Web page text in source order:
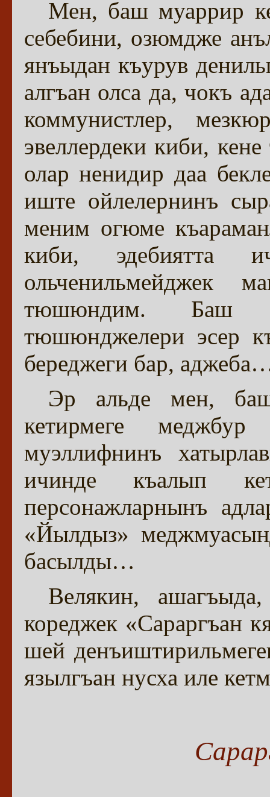
Мен, баш муаррир
себебини, озюмдже
янъыдан къурув
алгъан олса да, чокъ
коммунистлер,
эвеллердеки киби,
олар ненидир даа
иште ойлелернинъ
меним огюме
киби,
ольченильмейджек
тюшюндим. Баш
тюшюнджелери эсер
береджеги бар,
Эр альде мен,
кетирмеге
муэллифнинъ
ичинде къалып
персонажларнынъ
«Йылдыз»
басылды…
Велякин,
кореджек «Сараргъан
шей
язылгъан нусха иле